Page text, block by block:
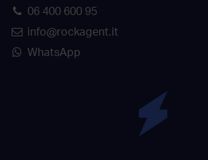
06 400 600 95
info@rockagent.it
WhatsApp